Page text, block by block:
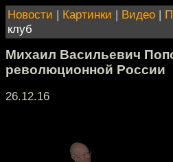
Новости | Картинки | Видео |
клуб
Михаил Васильевич
революционной России
26.12.16